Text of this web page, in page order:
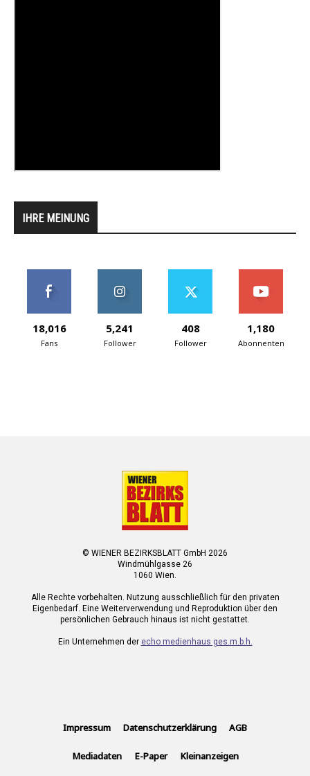
IHRE MEINUNG
18,016
Fans
5,241
Follower
408
Follower
1,180
Abonnenten
© WIENER BEZIRKSBLATT GmbH 2026
Windmühlgasse 26
1060 Wien.
Alle Rechte vorbehalten. Nutzung ausschließlich für den privaten
Eigenbedarf. Eine Weiterverwendung und Reproduktion über den
persönlichen Gebrauch hinaus ist nicht gestattet.
Ein Unternehmen der echo medienhaus ges.m.b.h.
Impressum Datenschutzerklärung AGB
Mediadaten E-Paper Kleinanzeigen